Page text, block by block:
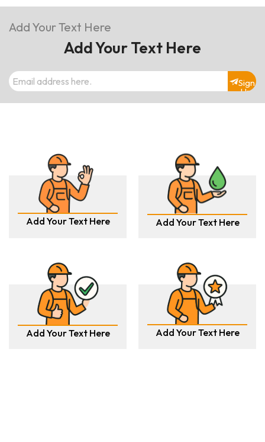
Add Your Text Here
Add Your Text Here
Sign
Up
Add Your Text Here Add Your Text Here
Add Your Text Here Add Your Text Here